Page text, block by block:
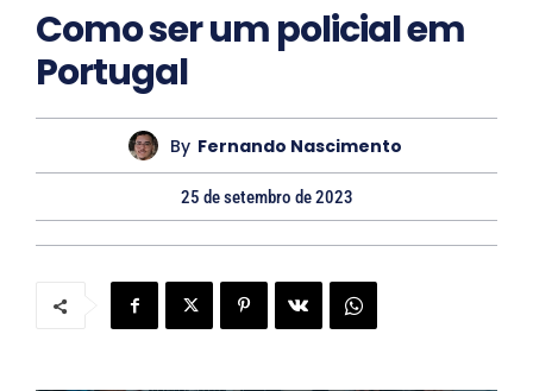
Como ser um policial em
Portugal
By Fernando Nascimento
25 de setembro de 2023